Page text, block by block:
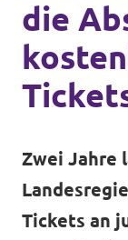
Volt in
Website
Volt in
Volt
Menschen
Unsere
die
Zwei Jahre
Tickets an